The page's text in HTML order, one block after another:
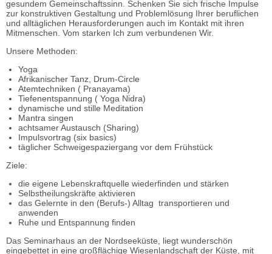
gesundem Gemeinschaftssinn. Schenken Sie sich frische Impulse
zur konstruktiven Gestaltung und Problemlösung Ihrer beruflichen
und alltäglichen Herausforderungen auch im Kontakt mit ihren
Mitmenschen. Vom starken Ich zum verbundenen Wir.
Unsere Methoden:
Yoga
Afrikanischer Tanz, Drum-Circle
Atemtechniken ( Pranayama)
Tiefenentspannung ( Yoga Nidra)
dynamische und stille Meditation
Mantra singen
achtsamer Austausch (Sharing)
Impulsvortrag (six basics)
täglicher Schweigespaziergang vor dem Frühstück
Ziele:
die eigene Lebenskraftquelle wiederfinden und stärken
Selbstheilungskräfte aktivieren
das Gelernte in den (Berufs-) Alltag transportieren und
anwenden
Ruhe und Entspannung finden
Das Seminarhaus an der Nordseeküste, liegt wunderschön
eingebettet in eine großflächige Wiesenlandschaft der Küste, mit